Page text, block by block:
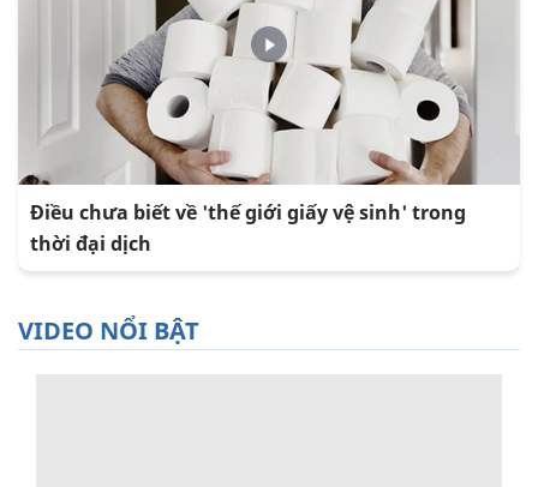
Điều chưa biết về 'thế giới giấy vệ sinh' trong
thời đại dịch
VIDEO NỔI BẬT